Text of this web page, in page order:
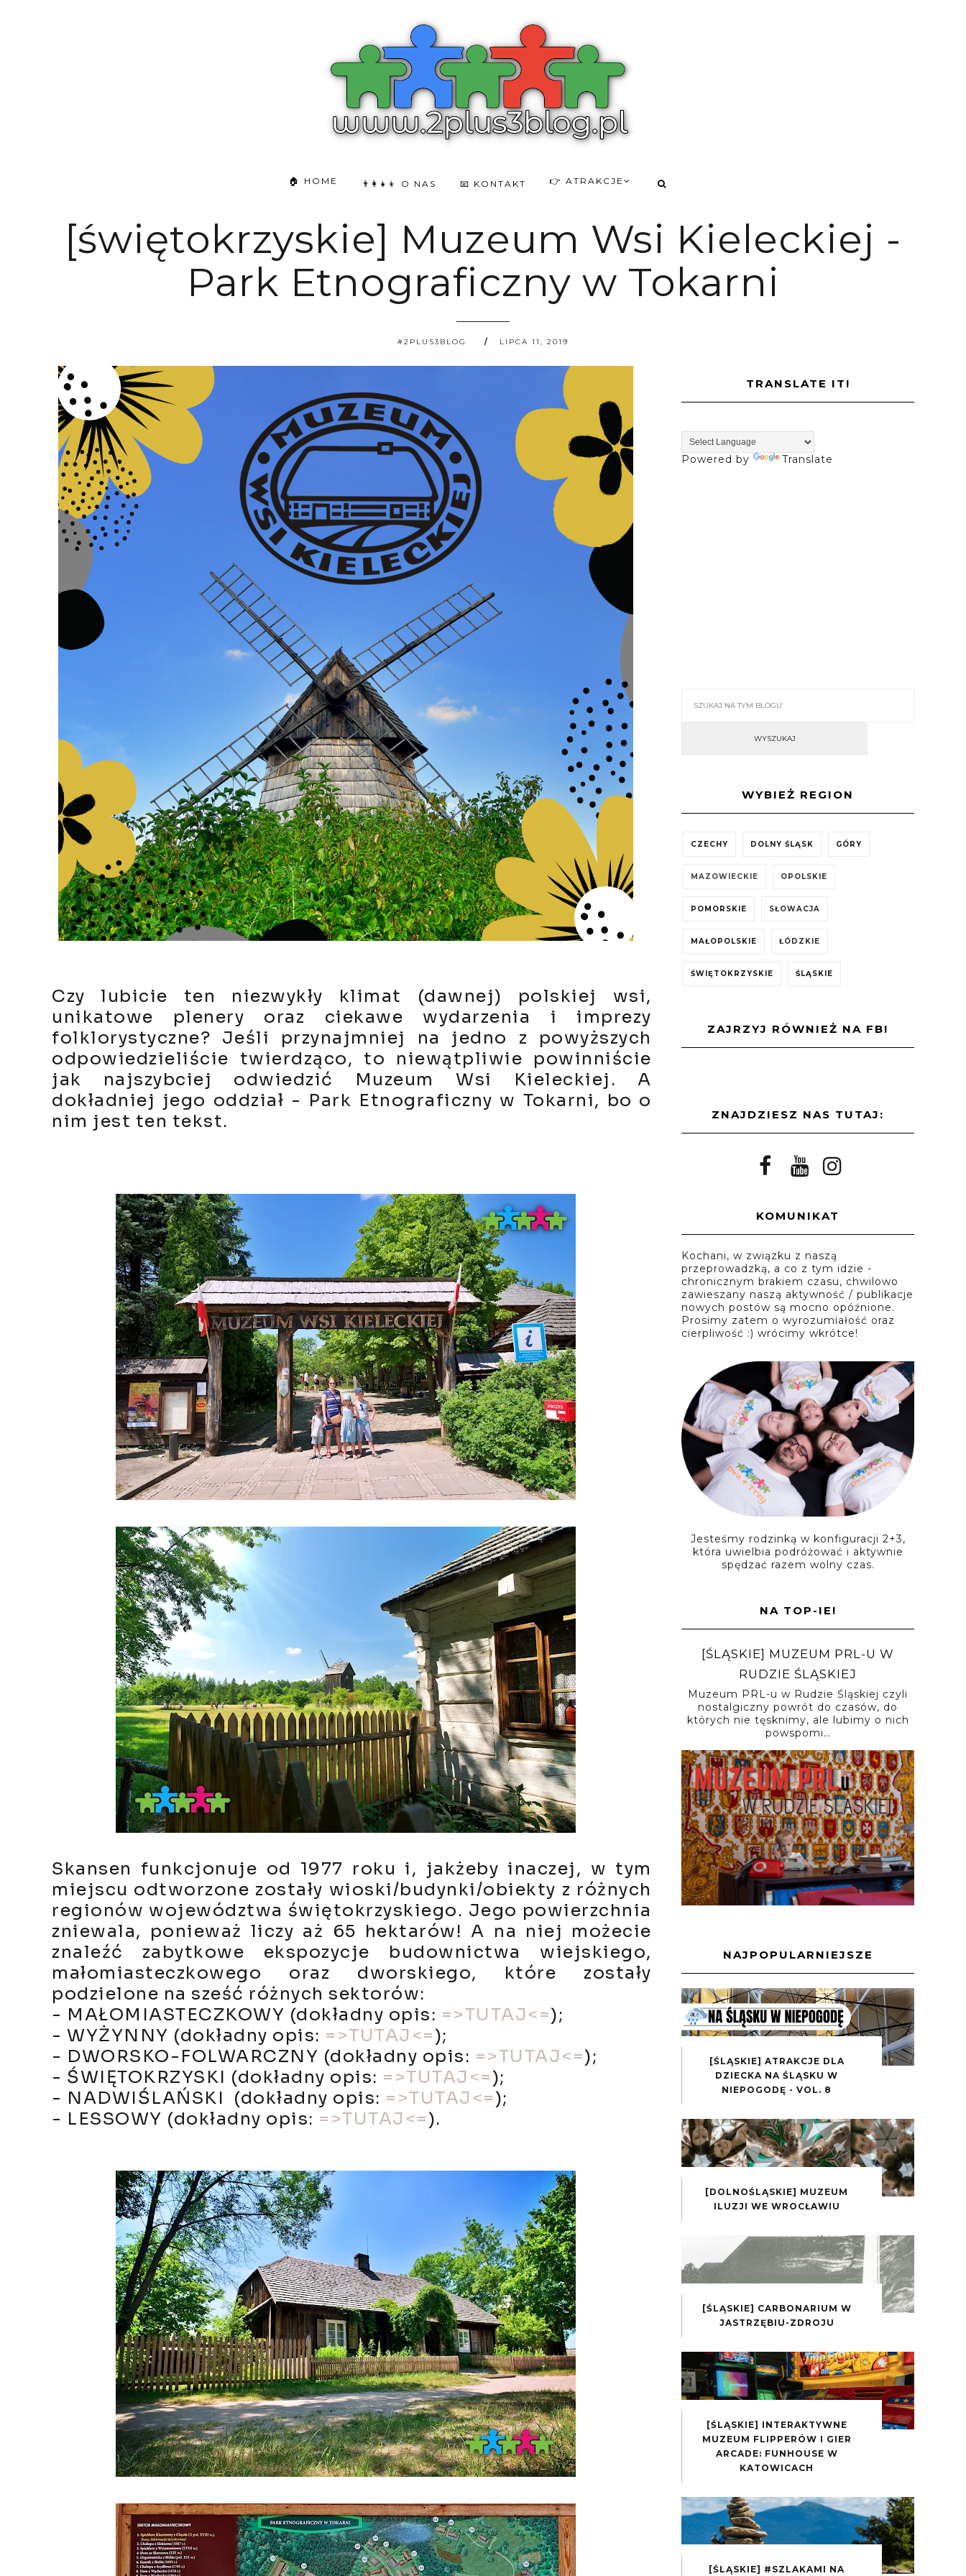
🏠 HOME 👨‍👩‍👧‍👦 O NAS 📧 KONTAKT 👉 ATRAKCJE
[świętokrzyskie] Muzeum Wsi Kieleckiej -
Park Etnograficzny w Tokarni
#2PLUS3BLOG LIPCA 11, 2019
Czy lubicie ten niezwykły klimat (dawnej) polskiej wsi,
unikatowe plenery oraz ciekawe wydarzenia i imprezy
folklorystyczne? Jeśli przynajmniej na jedno z powyższych
odpowiedzieliście twierdząco, to niewątpliwie powinniście
jak najszybciej odwiedzić Muzeum Wsi Kieleckiej. A
dokładniej jego oddział - Park Etnograficzny w Tokarni, bo o
nim jest ten tekst.
Skansen funkcjonuje od 1977 roku i, jakżeby inaczej, w tym
miejscu odtworzone zostały wioski/budynki/obiekty z różnych
regionów województwa świętokrzyskiego. Jego powierzchnia
zniewala, ponieważ liczy aż 65 hektarów! A na niej możecie
znaleźć zabytkowe ekspozycje budownictwa wiejskiego,
małomiasteczkowego oraz dworskiego, które zostały
podzielone na sześć różnych sektorów:
- MAŁOMIASTECZKOWY (dokładny opis: =>TUTAJ<=);
- WYŻYNNY (dokładny opis: =>TUTAJ<=);
- DWORSKO-FOLWARCZNY (dokładny opis: =>TUTAJ<=);
- ŚWIĘTOKRZYSKI (dokładny opis: =>TUTAJ<=);
- NADWIŚLAŃSKI (dokładny opis: =>TUTAJ<=);
- LESSOWY (dokładny opis: =>TUTAJ<=).
TRANSLATE IT!
Powered by Translate
WYBIEŻ REGION
CZECHY DOLNY ŚLĄSK GÓRY
MAZOWIECKIE OPOLSKIE
POMORSKIE SŁOWACJA
MAŁOPOLSKIE ŁÓDZKIE
ŚWIĘTOKRZYSKIE ŚLĄSKIE
ZAJRZYJ RÓWNIEŻ NA FB!
ZNAJDZIESZ NAS TUTAJ:
KOMUNIKAT
Kochani, w związku z naszą
przeprowadzką, a co z tym idzie -
chronicznym brakiem czasu, chwilowo
zawieszany naszą aktywność / publikacje
nowych postów są mocno opóźnione.
Prosimy zatem o wyrozumiałość oraz
cierpliwość :) wrócimy wkrótce!
Jesteśmy rodzinką w konfiguracji 2+3,
która uwielbia podróżować i aktywnie
spędzać razem wolny czas.
NA TOP-IE!
[ŚLĄSKIE] MUZEUM PRL-U W
RUDZIE ŚLĄSKIEJ
Muzeum PRL-u w Rudzie Śląskiej czyli
nostalgiczny powrót do czasów, do
których nie tęsknimy, ale lubimy o nich
powspomi…
NAJPOPULARNIEJSZE
[ŚLĄSKIE] ATRAKCJE DLA
DZIECKA NA ŚLĄSKU W
NIEPOGODĘ - VOL. 8
[DOLNOŚLĄSKIE] MUZEUM
ILUZJI WE WROCŁAWIU
[ŚLĄSKIE] CARBONARIUM W
JASTRZĘBIU-ZDROJU
[ŚLĄSKIE] INTERAKTYWNE
MUZEUM FLIPPERÓW I GIER
ARCADE: FUNHOUSE W
KATOWICACH
[ŚLĄSKIE] #SZLAKAMI NA